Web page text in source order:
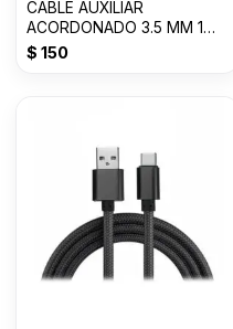
CABLE AUXILIAR
ACORDONADO 3.5 MM 1
METRO
$ 150